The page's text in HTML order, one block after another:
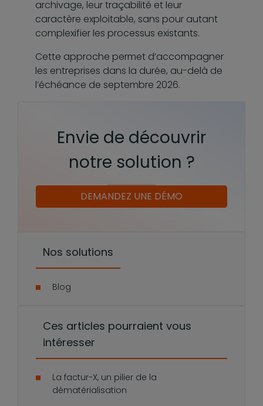
archivage, leur traçabilité et leur
caractère exploitable, sans pour autant
complexifier les processus existants.
Cette approche permet d’accompagner
les entreprises dans la durée, au-delà de
l’échéance de septembre 2026.
Envie de découvrir
notre solution ?
DEMANDEZ UNE DÉMO
Nos solutions
Blog
Ces articles pourraient vous
intéresser
La factur-X, un pilier de la
dématérialisation